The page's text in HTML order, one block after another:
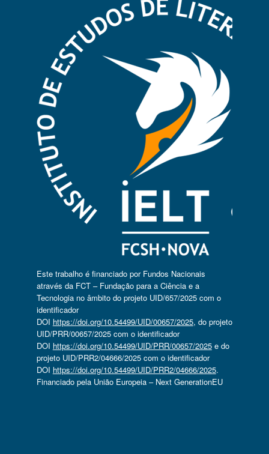
Este trabalho é financiado por Fundos Nacionais
através da FCT – Fundação para a Ciência e a
Tecnologia no âmbito do projeto UID/657/2025 com o
identificador
DOI https://doi.org/10.54499/UID/00657/2025, do projeto
UID/PRR/00657/2025 com o identificador
DOI https://doi.org/10.54499/UID/PRR/00657/2025e do
projeto UID/PRR2/04666/2025 com o identificador
DOI https://doi.org/10.54499/UID/PRR2/04666/2025.
Financiado pela União Europeia – Next GenerationEU